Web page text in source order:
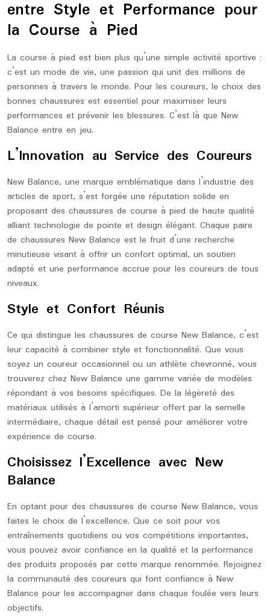
entre Style et Performance pour
la Course à Pied
La course à pied est bien plus qu’une simple activité sportive ;
c’est un mode de vie, une passion qui unit des millions de
personnes à travers le monde. Pour les coureurs, le choix des
bonnes chaussures est essentiel pour maximiser leurs
performances et prévenir les blessures. C’est là que New
Balance entre en jeu.
L’Innovation au Service des Coureurs
New Balance, une marque emblématique dans l’industrie des
articles de sport, s’est forgée une réputation solide en
proposant des chaussures de course à pied de haute qualité
alliant technologie de pointe et design élégant. Chaque paire
de chaussures New Balance est le fruit d’une recherche
minutieuse visant à offrir un confort optimal, un soutien
adapté et une performance accrue pour les coureurs de tous
niveaux.
Style et Confort Réunis
Ce qui distingue les chaussures de course New Balance, c’est
leur capacité à combiner style et fonctionnalité. Que vous
soyez un coureur occasionnel ou un athlète chevronné, vous
trouverez chez New Balance une gamme variée de modèles
répondant à vos besoins spécifiques. De la légèreté des
matériaux utilisés à l’amorti supérieur offert par la semelle
intermédiaire, chaque détail est pensé pour améliorer votre
expérience de course.
Choisissez l’Excellence avec New
Balance
En optant pour des chaussures de course New Balance, vous
faites le choix de l’excellence. Que ce soit pour vos
entraînements quotidiens ou vos compétitions importantes,
vous pouvez avoir confiance en la qualité et la performance
des produits proposés par cette marque renommée. Rejoignez
la communauté des coureurs qui font confiance à New
Balance pour les accompagner dans chaque foulée vers leurs
objectifs.